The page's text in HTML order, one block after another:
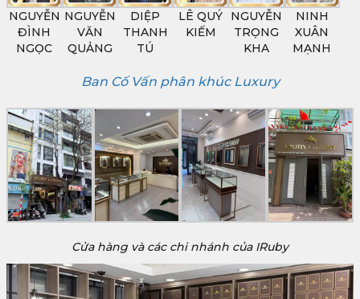
NGUYỄN
ĐÌNH
NGỌC
NGUYỄN
VĂN
QUẢNG
DIỆP
THANH
TÚ
LÊ QUÝ
KIẾM
NGUYỄN
TRỌNG
KHA
NINH
XUÂN
MẠNH
Ban Cố Vấn phân khúc Luxury
Cửa hàng và các chi nhánh của IRuby